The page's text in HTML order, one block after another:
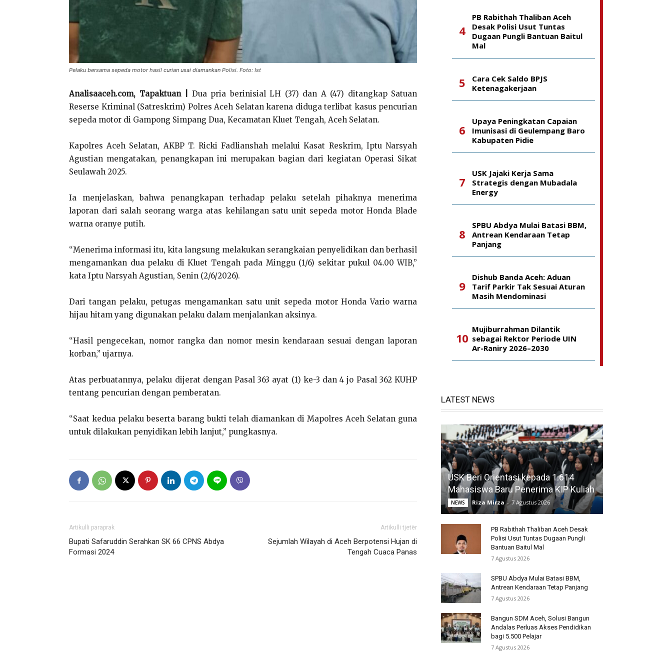
Pelaku bersama sepeda motor hasil curian usai diamankan Polisi. Foto: Ist
Analisaaceh.com, Tapaktuan |
Dua pria berinisial LH (37) dan A (47) ditangkap Satuan
Reserse Kriminal (Satreskrim) Polres Aceh Selatan karena diduga terlibat kasus pencurian
sepeda motor di Gampong Simpang Dua, Kecamatan Kluet Tengah, Aceh Selatan.
Kapolres Aceh Selatan, AKBP T. Ricki Fadlianshah melalui Kasat Reskrim, Iptu Narsyah
Agustian mengatakan, penangkapan ini merupakan bagian dari kegiatan Operasi Sikat
Seulawah 2025.
Ia menjelaskan, bahwa penangkapan terhadap pelaku setelah pihaknya menerima
laporan dari salah seorang warga atas kehilangan satu unit sepeda motor Honda Blade
warna oranye putih.
“Menerima informasi itu, kita langsung melakukan serangkaian penyelidikan dan berhasil
mengamankan dua pelaku di Kluet Tengah pada Minggu (1/6) sekitar pukul 04.00 WIB,”
kata Iptu Narsyah Agustian, Senin (2/6/2026).
Dari tangan pelaku, petugas mengamankan satu unit sepeda motor Honda Vario warna
hijau hitam yang digunakan pelaku dalam menjalankan aksinya.
“Hasil pengecekan, nomor rangka dan nomor mesin kendaraan sesuai dengan laporan
korban,” ujarnya.
Atas perbuatannya, pelaku dijerat dengan Pasal 363 ayat (1) ke-3 dan 4 jo Pasal 362 KUHP
tentang pencurian dengan pemberatan.
“Saat kedua pelaku beserta barang bukti telah diamankan di Mapolres Aceh Selatan guna
untuk dilakukan penyidikan lebih lanjut,” pungkasnya.
Artikulli paraprak
Bupati Safaruddin Serahkan SK 66 CPNS Abdya
Formasi 2024
Artikulli tjetër
Sejumlah Wilayah di Aceh Berpotensi Hujan di
Tengah Cuaca Panas
PB Rabithah Thaliban Aceh
Desak Polisi Usut Tuntas
Dugaan Pungli Bantuan Baitul
Mal
Cara Cek Saldo BPJS
Ketenagakerjaan
Upaya Peningkatan Capaian
Imunisasi di Geulempang Baro
Kabupaten Pidie
USK Jajaki Kerja Sama
Strategis dengan Mubadala
Energy
SPBU Abdya Mulai Batasi BBM,
Antrean Kendaraan Tetap
Panjang
Dishub Banda Aceh: Aduan
Tarif Parkir Tak Sesuai Aturan
Masih Mendominasi
Mujiburrahman Dilantik
sebagai Rektor Periode UIN
Ar-Raniry 2026–2030
LATEST NEWS
USK Beri Orientasi kepada 1.614
Mahasiswa Baru Penerima KIP Kuliah
NEWS Riza Mirza - 7 Agustus 2026
PB Rabithah Thaliban Aceh Desak
Polisi Usut Tuntas Dugaan Pungli
Bantuan Baitul Mal
7 Agustus 2026
SPBU Abdya Mulai Batasi BBM,
Antrean Kendaraan Tetap Panjang
7 Agustus 2026
Bangun SDM Aceh, Solusi Bangun
Andalas Perluas Akses Pendidikan
bagi 5.500 Pelajar
7 Agustus 2026